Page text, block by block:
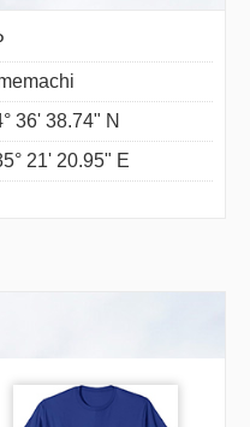
36' 38.74" N
21' 20.95" E